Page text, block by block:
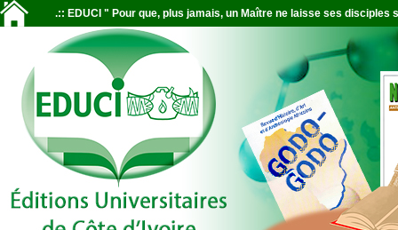
.:: EDUCI " Pour que, plus jamais, un Maître ne laisse ses disciples